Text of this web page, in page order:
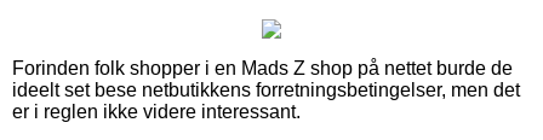
Forinden folk shopper i en Mads Z shop på nettet burde de
ideelt set bese netbutikkens forretningsbetingelser, men det
er i reglen ikke videre interessant.